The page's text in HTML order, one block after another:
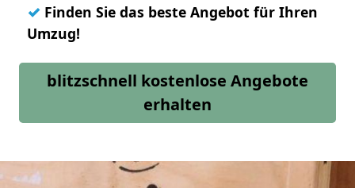
✓ Finden Sie das beste Angebot für Ihren
Umzug!
blitzschnell kostenlose Angebote
erhalten